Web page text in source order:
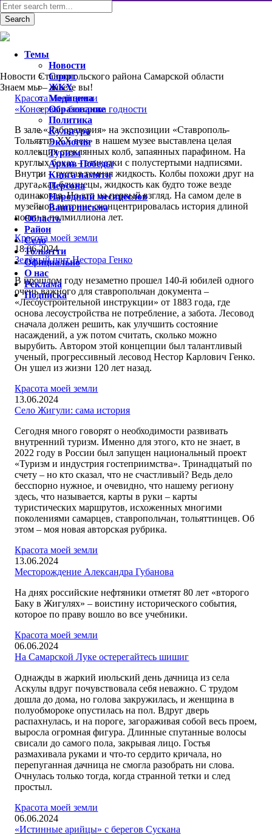
Новости Ставропольского района Самарской области
Знаем мы – знаете вы!
Красота моей земли
«Консервы» без срока годности
В зале «Лаборатория» на экспозиции «Ставрополь-
Тольятти. XX век» в нашем музее выставлена целая
коллекция стеклянных колб, запаянных парафином. На
круглых боках – этикетки с полустертыми надписями.
Внутри – густая темная жидкость. Колбы похожи друг на
друга, как близнецы, жидкость как будто тоже везде
одинаковая. Но это на первый взгляд. На самом деле в
музейной витрине сконцентрировалась история длиной
почти в полмиллиона лет.
Красота моей земли
18.06.2024
Зелёный щит Нестора Генко
В прошлом году незаметно прошел 140-й юбилей одного
очень важного для ставропольчан документа –
«Лесоустроительной инструкции» от 1883 года, где
основа лесоустройства не потребление, а забота. Лесовод
сначала должен решить, как улучшить состояние
насаждений, а уж потом считать, сколько можно
вырубить. Автором этой концепции был талантливый
ученый, прогрессивный лесовод Нестор Карлович Генко.
Он ушел из жизни 120 лет назад.
Красота моей земли
13.06.2024
Село Жигули: сама история
Сегодня много говорят о необходимости развивать
внутренний туризм. Именно для этого, кто не знает, в
2022 году в России был запущен национальный проект
«Туризм и индустрия гостеприимства». Тринадцатый по
счету – но кто сказал, что не счастливый? Ведь дело
бесспорно нужное, и очевидно, что нашему региону
здесь, что называется, карты в руки – карты
туристических маршрутов, исхоженных многими
поколениями самарцев, ставропольчан, тольяттинцев. Об
этом – моя новая авторская рубрика.
Красота моей земли
13.06.2024
Месторождение Александра Губанова
На днях российские нефтяники отметят 80 лет «второго
Баку в Жигулях» – воистину исторического события,
которое по праву вошло во все учебники.
Красота моей земли
06.06.2024
На Самарской Луке остерегайтесь шишиг
Однажды в жаркий июльский день дачница из села
Аскулы вдруг почувствовала себя неважно. С трудом
дошла до дома, но голова закружилась, и женщина в
полуобмороке опустилась на пол. Вдруг дверь
распахнулась, и на пороге, загораживая собой весь проем,
выросла огромная фигура. Длинные спутанные волосы
свисали до самого пола, закрывая лицо. Гостья
размахивала руками и что-то сердито кричала, но
перепуганная дачница не смогла разобрать ни слова.
Очнулась только тогда, когда странной тетки и след
простыл.
Красота моей земли
06.06.2024
«Истинные арийцы» с берегов Сускана
Темы
Новости
Спорт
ЖКХ
Медицина
Образование
Политика
Культура
Экология
Туризм
Архив Победы
Книга памяти
Персона
Народный месяцеслов
Ваши письма
Область
Район
Село
Тольятти
Официально
О нас
Реклама
Подписка